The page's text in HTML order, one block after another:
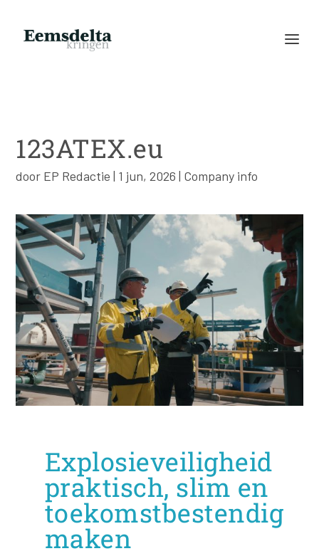
123ATEX.eu
door EP Redactie | 1 jun, 2026 | Company info
Explosieveiligheid
praktisch, slim en
toekomstbestendig
maken